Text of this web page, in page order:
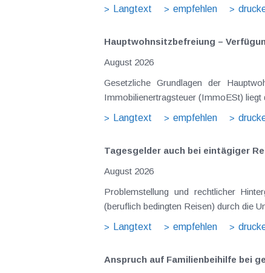
Langtext
empfehlen
Hauptwohnsitz​­befreiung –
August 2026
Gesetzliche Grundlagen der Hauptwohnsitzbefreiung Eine Ausnahme von der bei privaten
Immobilienertragsteuer (ImmoESt)
Langtext
empfehlen
Tagesgelder auch bei eintägiger
August 2026
Problemstellung und rechtlicher Hintergrund Tagesgelder sollen Verpflegungsmehraufwendungen ausgleichen, welche im
(beruflich bedingten Reisen) durch die
Langtext
empfehlen
Anspruch auf Familienbeihilfe bei